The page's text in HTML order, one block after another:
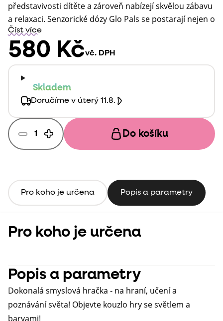
představivosti dítěte a zároveň nabízejí skvělou zábavu
a relaxaci. Senzorické dózy Glo Pals se postarají nejen o
skvělou zábavu! Měnící se barvy světla dítě zaujmou a
sledování živlů vznášejících se ve vodě dítě uklidní a
uvolní.
Číst více
580 Kčvč. DPH
Skladem
Doručíme v úterý 11.8.
Do košíku
Pro koho je určena Popis a parametry
Pro koho je určena
Popis a parametry
Dokonalá smyslová hračka - na hraní, učení a
poznávání světa! Objevte kouzlo hry se světlem a
barvami!